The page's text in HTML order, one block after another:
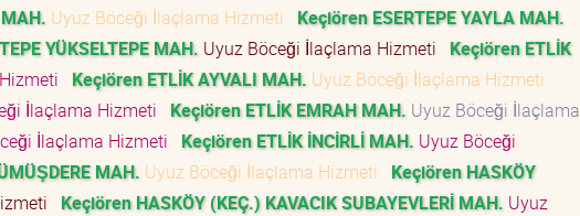
Uyuz Böceği İlaçlama Hizmeti
Keçiören ESERTEPE YAYLA MAH.
YÜKSELTEPE MAH. Uyuz Böceği İlaçlama Hizmeti
Keçiören ETLİK
Keçiören ETLİK AYVALI MAH. Uyuz Böceği İlaçlama Hizmeti
İlaçlama Hizmeti Keçiören ETLİK EMRAH MAH. Uyuz Böceği İlaçlama
İlaçlama Hizmeti Keçiören ETLİK İNCİRLİ MAH. Uyuz Böceği
MAH. Uyuz Böceği İlaçlama Hizmeti
Keçiören HASKÖY
Keçiören HASKÖY (KEÇ.) KAVACIK SUBAYEVLERİ MAH. Uyuz